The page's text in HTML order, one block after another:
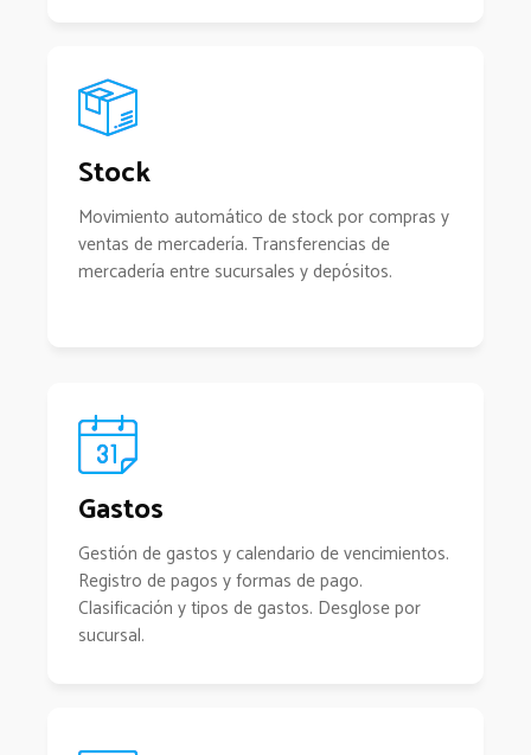
Stock
Movimiento automático de stock por compras y
ventas de mercadería. Transferencias de
mercadería entre sucursales y depósitos.
Gastos
Gestión de gastos y calendario de vencimientos.
Registro de pagos y formas de pago.
Clasificación y tipos de gastos. Desglose por
sucursal.